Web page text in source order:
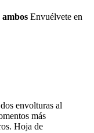
ambos Envuélvete en